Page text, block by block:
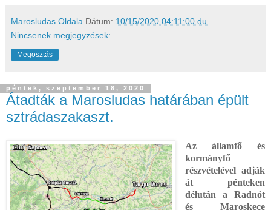
Marosludas Oldala Dátum: 10/15/2020 04:11:00 du.
Nincsenek megjegyzések:
Megosztás
péntek, szeptember 18, 2020
Átadták a Marosludas határában épült
sztrádaszakaszt.
Az államfő és
kormányfő
részvételével adják
át pénteken
délután a Radnót
és Maroskece